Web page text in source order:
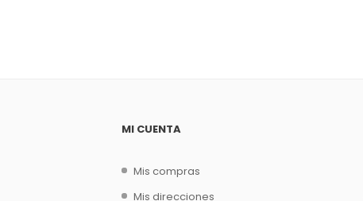
MI CUENTA
Mis compras
Mis direcciones